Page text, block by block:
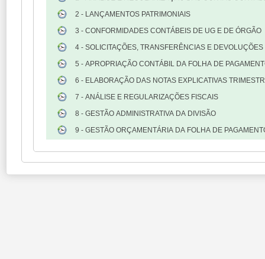
2 - LANÇAMENTOS PATRIMONIAIS
3 - CONFORMIDADES CONTÁBEIS DE UG E DE ÓRGÃO
4 - SOLICITAÇÕES, TRANSFERÊNCIAS E
5 - APROPRIAÇÃO CONTÁBIL DA FOLHA DE
6 - ELABORAÇÃO DAS NOTAS EXPLICATIVAS
7 - ANÁLISE E REGULARIZAÇÕES FISCAIS
8 - GESTÃO ADMINISTRATIVA DA DIVISÃO
9 - GESTÃO ORÇAMENTÁRIA DA FOLHA DE